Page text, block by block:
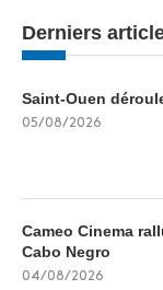
Derniers
Saint-Ouen
05/08/2026
Cameo Cinema
Cabo Negro
04/08/2026